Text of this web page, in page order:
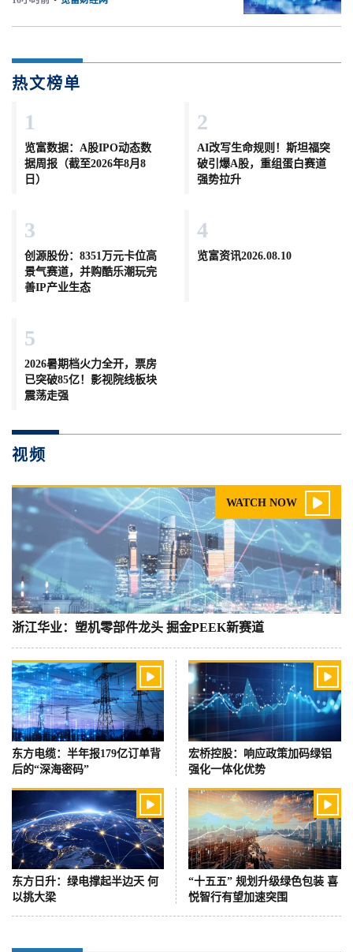
热文榜单
1
览富数据：A股IPO动态数
据周报（截至2026年8月8
日）
2
AI改写生命规则！斯坦福突
破引爆A股，重组蛋白赛道
强势拉升
3
创源股份：8351万元卡位高
景气赛道，并购酷乐潮玩完
善IP产业生态
4
览富资讯2026.08.10
5
2026暑期档火力全开，票房
已突破85亿！影视院线板块
震荡走强
视频
WATCH NOW 
浙江华业：塑机零部件龙头 掘金PEEK新赛道

东方电缆：半年报179亿订单背
后的“深海密码”

宏桥控股：响应政策加码绿铝
强化一体化优势

东方日升：绿电撑起半边天 何
以挑大梁

“十五五” 规划升级绿色包装 喜
悦智行有望加速突围